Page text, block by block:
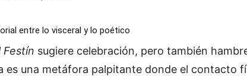
entre lo visceral y lo poético
Festín sugiere celebración, pero también
es una metáfora palpitante donde el contacto